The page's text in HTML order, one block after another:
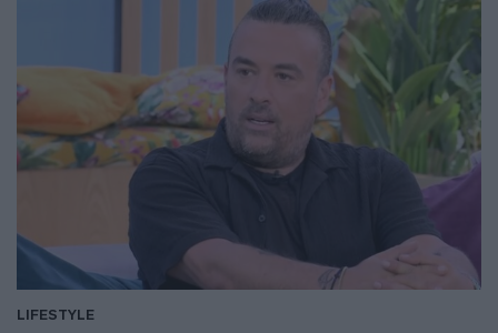
LIFESTYLE